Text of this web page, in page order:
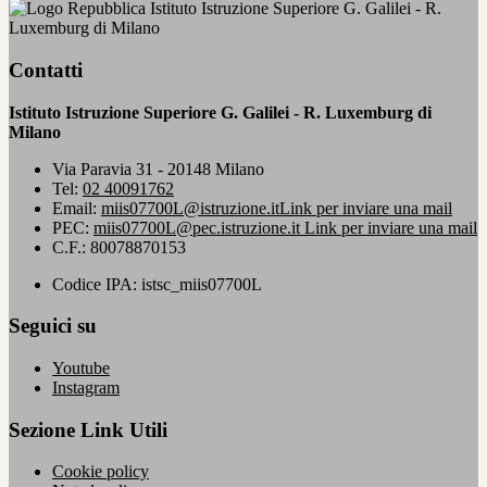
Istituto Istruzione Superiore G. Galilei - R.
Luxemburg di Milano
Contatti
Istituto Istruzione Superiore G. Galilei - R. Luxemburg di
Milano
Via Paravia 31 - 20148 Milano
Tel: 02 40091762
Email: miis07700L@istruzione.itLink per inviare una mail
PEC: miis07700L@pec.istruzione.it Link per inviare una mail
C.F.: 80078870153
Codice IPA: istsc_miis07700L
Seguici su
Youtube
Instagram
Sezione Link Utili
Cookie policy